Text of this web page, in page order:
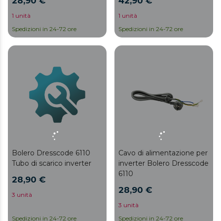
1 unità
Spedizioni in 24-72 ore
1 unità
Spedizioni in 24-72 ore
Bolero Dresscode 6110
Tubo di scarico inverter
28,90 €
3 unità
Spedizioni in 24-72 ore
Cavo di alimentazione per
inverter Bolero Dresscode
6110
28,90 €
3 unità
Spedizioni in 24-72 ore